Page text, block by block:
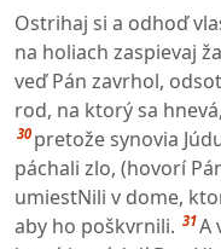
Ostrihaj si a odhoď
na holiach zaspievaj
veď Pán zavrhol,
rod, na ktorý sa hnevá,
30 pretože synovia
páchali zlo, (hovorí
umiestNili v dome,
aby ho poškvrnili. 31A